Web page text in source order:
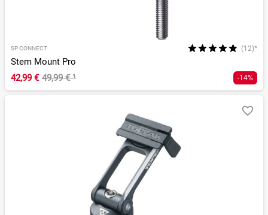
SP CONNECT (12)*
Stem Mount Pro
42,99 € 49,99 €¹ -14%